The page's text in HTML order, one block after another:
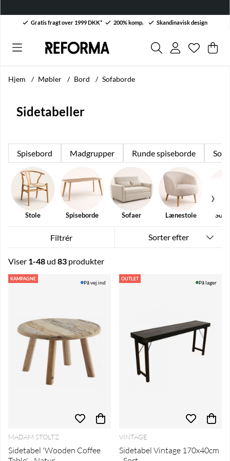
Gratis fragt over 1999 DKK* 200% komp. Skandinavisk design
Antal på
. .
Hjem Møbler Bord Sofaborde
Sidetabeller
Spisebord Madgrupper Runde spiseborde
Stole Spiseborde Sofaer Lænestole
Filtrér Sorter efter
Viser 1-48 ud 83 produkter
Produkter
KAMPAGNE
På vej ind
MADAM STOLTZ
Sidetabel 'Wooden Coffee
OUTLET
På lager
VINTAGE
Sidetabel Vintage 170x40cm